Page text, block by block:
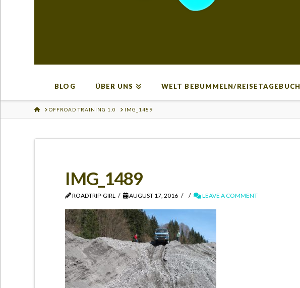
BLOG ÜBER UNS WELT BEBUMMELN/REISETAGEBUCH
HOMEOFFROAD TRAINING 1.0 IMG_1489
IMG_1489
ROADTRIP-GIRL AUGUST 17, 2016 LEAVE A COMMENT